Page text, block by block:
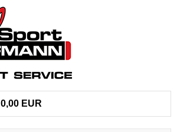
0,00 EUR